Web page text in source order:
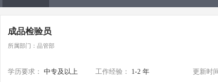
成品检验员
所属部门：品管部
学历要求： 中专及以上 工作经验： 1-2 年
更新时